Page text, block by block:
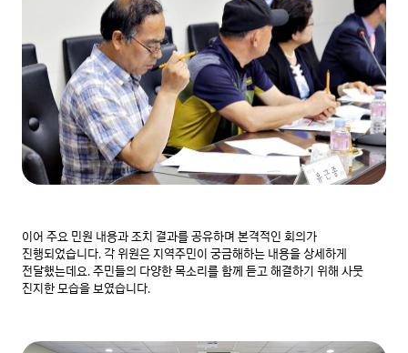
이어 주요 민원 내용과 조치 결과를 공유하며 본격적인 회의가
진행되었습니다. 각 위원은 지역주민이 궁금해하는 내용을 상세하게
전달했는데요. 주민들의 다양한 목소리를 함께 듣고 해결하기 위해 사뭇
진지한 모습을 보였습니다.